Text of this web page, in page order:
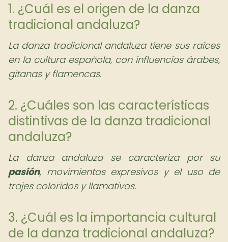
1. ¿Cuál es el origen de la danza
tradicional andaluza?
La danza tradicional andaluza tiene sus raíces
en la cultura española, con influencias árabes,
gitanas y flamencas.
2. ¿Cuáles son las características
distintivas de la danza tradicional
andaluza?
La danza andaluza se caracteriza por su
pasión, movimientos expresivos y el uso de
trajes coloridos y llamativos.
3. ¿Cuál es la importancia cultural
de la danza tradicional andaluza?